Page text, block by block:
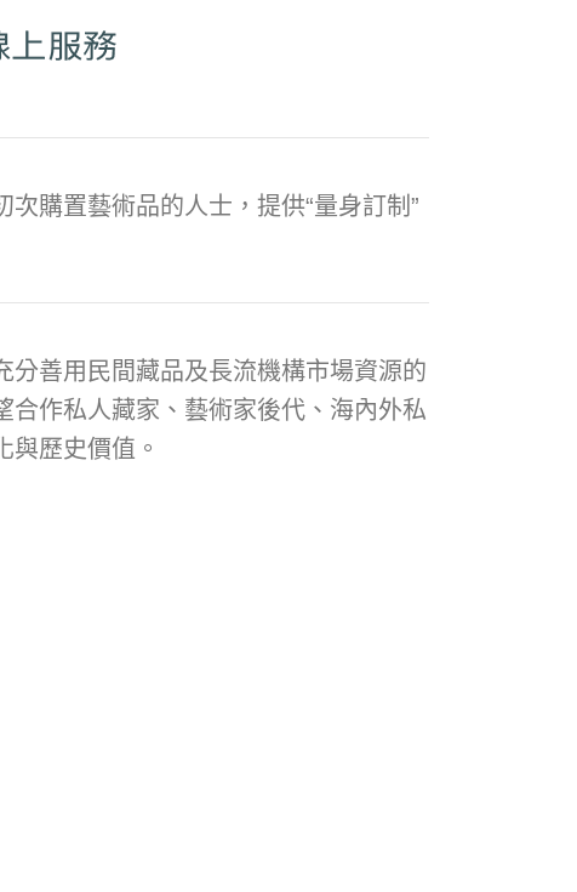
購置藝術品的人士，提供“量身訂制”
分善用民間藏品及長流機構市場資源的
作私人藏家、藝術家後代、海內外私
歷史價值。